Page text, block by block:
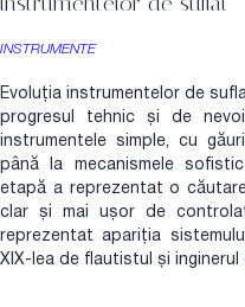
INSTRUMENTE
Evoluția instrumentelor de
progresul tehnic și de
instrumentele simple, cu
până la mecanismele
etapă a reprezentat o
clar și mai ușor de
reprezentat apariția
XIX-lea de flautistul și inginerul